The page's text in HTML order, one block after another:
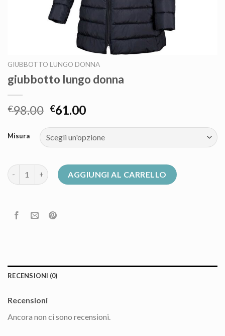
GIUBBOTTO LUNGO DONNA
giubbotto lungo donna
€98.00 €61.00
Misura
giubbotto lungo donna quantitàAGGIUNGI AL CARRELLO
RECENSIONI (0)
Recensioni
Ancora non ci sono recensioni.